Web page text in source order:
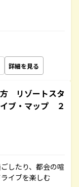
詳細を見る
リゾートスタ
ブ・マップ ２
したり、都会の喧
イブを楽しむ